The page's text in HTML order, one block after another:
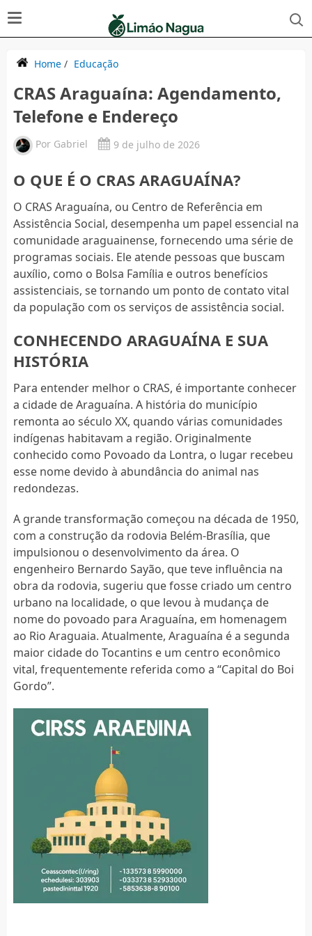
Home/ Educação
CRAS Araguaína: Agendamento,
Telefone e Endereço
Por Gabriel 9 de julho de 2026
O QUE É O CRAS ARAGUAÍNA?
O CRAS Araguaína, ou Centro de Referência em
Assistência Social, desempenha um papel essencial na
comunidade araguainense, fornecendo uma série de
programas sociais. Ele atende pessoas que buscam
auxílio, como o Bolsa Família e outros benefícios
assistenciais, se tornando um ponto de contato vital
da população com os serviços de assistência social.
CONHECENDO ARAGUAÍNA E SUA
HISTÓRIA
Para entender melhor o CRAS, é importante conhecer
a cidade de Araguaína. A história do município
remonta ao século XX, quando várias comunidades
indígenas habitavam a região. Originalmente
conhecido como Povoado da Lontra, o lugar recebeu
esse nome devido à abundância do animal nas
redondezas.
A grande transformação começou na década de 1950,
com a construção da rodovia Belém-Brasília, que
impulsionou o desenvolvimento da área. O
engenheiro Bernardo Sayão, que teve influência na
obra da rodovia, sugeriu que fosse criado um centro
urbano na localidade, o que levou à mudança de
nome do povoado para Araguaína, em homenagem
ao Rio Araguaia. Atualmente, Araguaína é a segunda
maior cidade do Tocantins e um centro econômico
vital, frequentemente referida como a “Capital do Boi
Gordo”.